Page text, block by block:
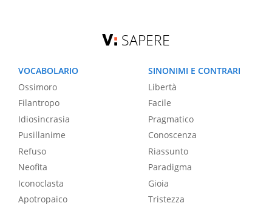
SAPERE
VOCABOLARIO
Ossimoro
Filantropo
Idiosincrasia
Pusillanime
Refuso
Neofita
Iconoclasta
Apotropaico
SINONIMI E CONTRARI
Libertà
Facile
Pragmatico
Conoscenza
Riassunto
Paradigma
Gioia
Tristezza